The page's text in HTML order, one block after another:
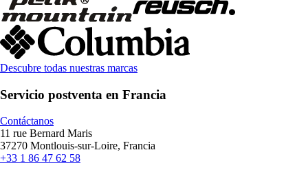
Descubre todas nuestras marcas
Servicio postventa en Francia
Contáctanos
11 rue Bernard Maris
37270 Montlouis-sur-Loire, Francia
+33 1 86 47 62 58